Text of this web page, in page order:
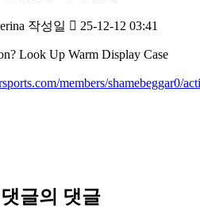
작성일 25-12-12 03:41
Look Up Warm Display Case
members/shamebeggar0/
글의 댓글